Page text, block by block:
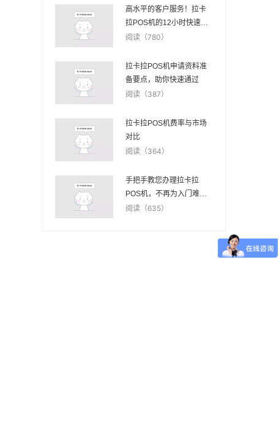
高水平的客户服务！拉卡
拉POS机的12小时快速反
应
阅读（780）
拉卡拉POS机申请资料准
备要点，助你快速通过
阅读（387）
拉卡拉POS机费率与市场
对比
阅读（364）
手把手教您办理拉卡拉
POS机，不再为入门难而
烦恼
阅读（635）